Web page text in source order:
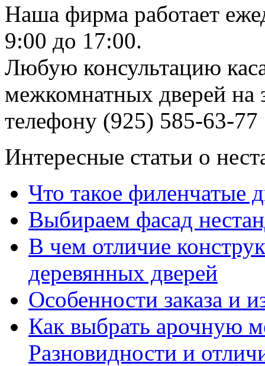
Наша фирма работает
9:00 до 17:00.
Любую консультацию
межкомнатных дверей на
телефону (925) 585-63-77
Интересные статьи о
Что такое филенчатые
Выбираем фасад
В чем отличие
деревянных дверей
Особенности заказа и
Как выбрать арочную
Разновидности и